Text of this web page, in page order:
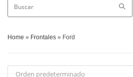
Home » Frontales » Ford
Orden predeterminado